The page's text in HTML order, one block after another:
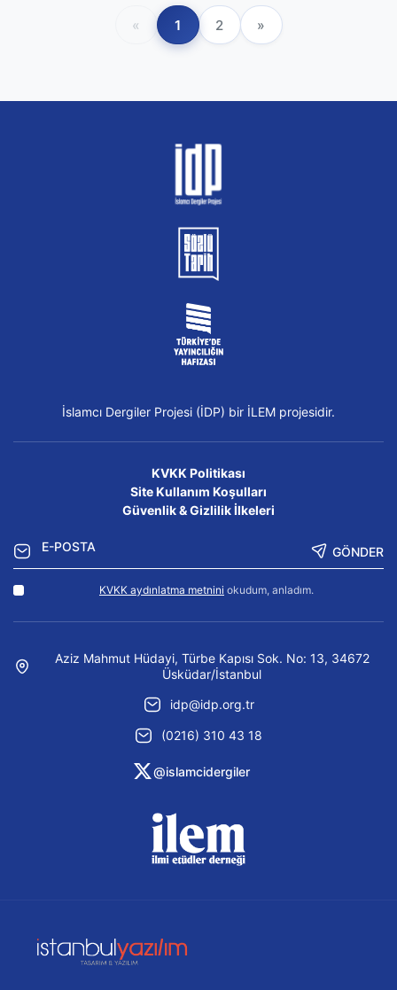
« 1 2 »
İslamcı Dergiler Projesi (İDP) bir İLEM projesidir.
KVKK Politikası
Site Kullanım Koşulları
Güvenlik & Gizlilik İlkeleri
GÖNDER
KVKK aydınlatma metnini okudum, anladım.
Aziz Mahmut Hüdayi, Türbe Kapısı Sok. No: 13, 34672
Üsküdar/İstanbul
idp@idp.org.tr
(0216) 310 43 18
@islamcidergiler